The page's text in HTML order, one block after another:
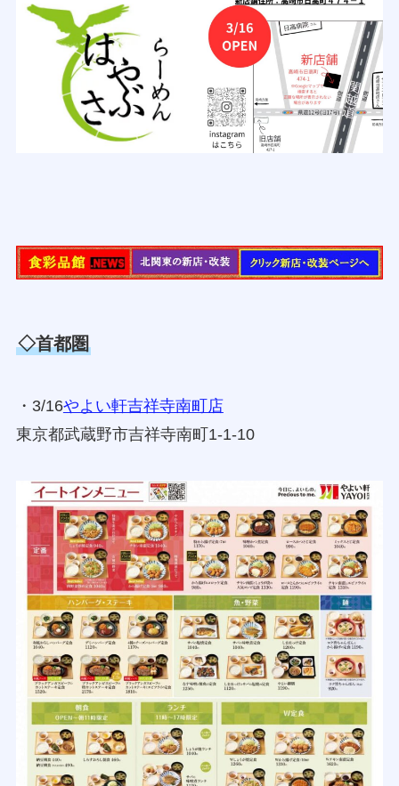
◇首都圏
・3/16やよい軒吉祥寺南町店
東京都武蔵野市吉祥寺南町1-1-10